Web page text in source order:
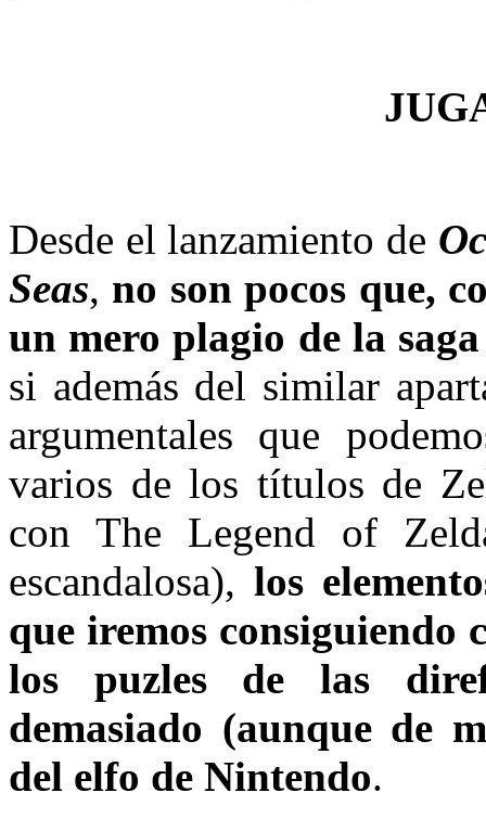
Desde el lanzamiento de
Seas, no son pocos que,
un mero plagio de la
si además del similar
argumentales que
varios de los títulos de
con The Legend of
escandalosa),los
que iremos consiguiendo
los puzles de las
demasiado (aunque de
del elfo de Nintendo.